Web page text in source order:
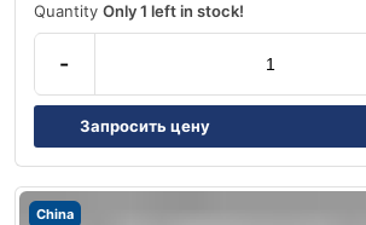
Quantity Only 1 left in stock!
-
Запросить цену
China